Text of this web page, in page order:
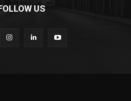
US